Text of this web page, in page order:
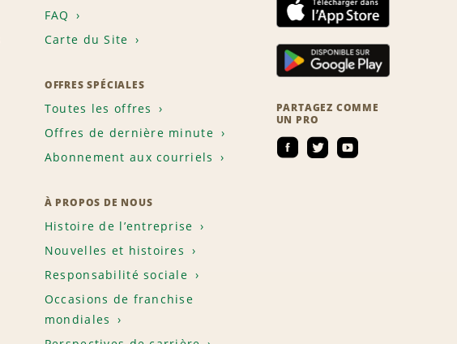
FAQ
Carte du Site
OFFRES SPÉCIALES
Toutes les offres
Offres de dernière minute
Abonnement aux courriels
À PROPOS DE NOUS
Histoire de l’entreprise
Nouvelles et histoires
Responsabilité sociale
Occasions de franchise
mondiales
PARTAGEZ COMME
UN PRO